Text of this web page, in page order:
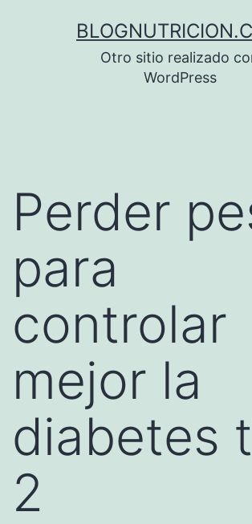
Otro sitio realizado
WordPress
Perder
para
controlar
mejor la
diabetes
2